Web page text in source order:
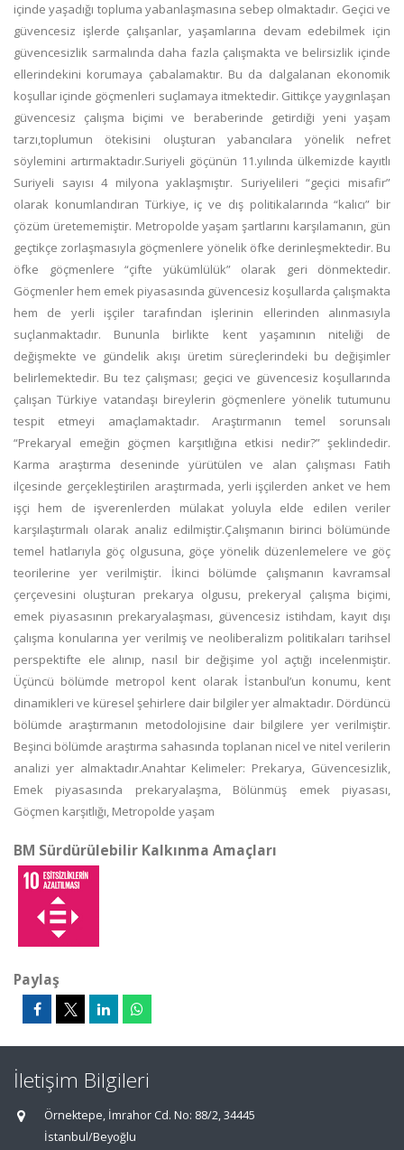
içinde yaşadığı topluma yabanlaşmasına sebep olmaktadır. Geçici ve
güvencesiz işlerde çalışanlar, yaşamlarına devam edebilmek için
güvencesizlik sarmalında daha fazla çalışmakta ve belirsizlik içinde
ellerindekini korumaya çabalamaktır. Bu da dalgalanan ekonomik
koşullar içinde göçmenleri suçlamaya itmektedir. Gittikçe yaygınlaşan
güvencesiz çalışma biçimi ve beraberinde getirdiği yeni yaşam
tarzı,toplumun ötekisini oluşturan yabancılara yönelik nefret
söylemini artırmaktadır.Suriyeli göçünün 11.yılında ülkemizde kayıtlı
Suriyeli sayısı 4 milyona yaklaşmıştır. Suriyelileri “geçici misafir”
olarak konumlandıran Türkiye, iç ve dış politikalarında “kalıcı” bir
çözüm üretememiştir. Metropolde yaşam şartlarını karşılamanın, gün
geçtikçe zorlaşmasıyla göçmenlere yönelik öfke derinleşmektedir. Bu
öfke göçmenlere “çifte yükümlülük” olarak geri dönmektedir.
Göçmenler hem emek piyasasında güvencesiz koşullarda çalışmakta
hem de yerli işçiler tarafından işlerinin ellerinden alınmasıyla
suçlanmaktadır. Bununla birlikte kent yaşamının niteliği de
değişmekte ve gündelik akışı üretim süreçlerindeki bu değişimler
belirlemektedir. Bu tez çalışması; geçici ve güvencesiz koşullarında
çalışan Türkiye vatandaşı bireylerin göçmenlere yönelik tutumunu
tespit etmeyi amaçlamaktadır. Araştırmanın temel sorunsalı
“Prekaryal emeğin göçmen karşıtlığına etkisi nedir?” şeklindedir.
Karma araştırma deseninde yürütülen ve alan çalışması Fatih
ilçesinde gerçekleştirilen araştırmada, yerli işçilerden anket ve hem
işçi hem de işverenlerden mülakat yoluyla elde edilen veriler
karşılaştırmalı olarak analiz edilmiştir.Çalışmanın birinci bölümünde
temel hatlarıyla göç olgusuna, göçe yönelik düzenlemelere ve göç
teorilerine yer verilmiştir. İkinci bölümde çalışmanın kavramsal
çerçevesini oluşturan prekarya olgusu, prekeryal çalışma biçimi,
emek piyasasının prekaryalaşması, güvencesiz istihdam, kayıt dışı
çalışma konularına yer verilmiş ve neoliberalizm politikaları tarihsel
perspektifte ele alınıp, nasıl bir değişime yol açtığı incelenmiştir.
Üçüncü bölümde metropol kent olarak İstanbul’un konumu, kent
dinamikleri ve küresel şehirlere dair bilgiler yer almaktadır. Dördüncü
bölümde araştırmanın metodolojisine dair bilgilere yer verilmiştir.
Beşinci bölümde araştırma sahasında toplanan nicel ve nitel verilerin
analizi yer almaktadır.Anahtar Kelimeler: Prekarya, Güvencesizlik,
Emek piyasasında prekaryalaşma, Bölünmüş emek piyasası,
Göçmen karşıtlığı, Metropolde yaşam
BM Sürdürülebilir Kalkınma Amaçları
Paylaş
İletişim Bilgileri
Örnektepe, İmrahor Cd. No: 88/2, 34445
İstanbul/Beyoğlu